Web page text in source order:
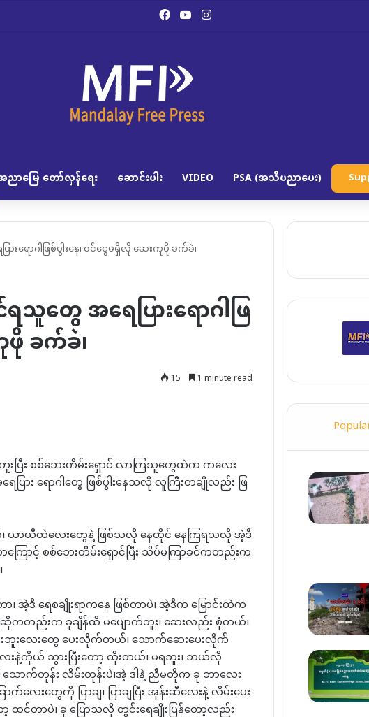
Facebook
YouTubeInstagram
ညာမြေ တော်လှန်ရေး ဆောင်းပါး VIDEO PSA (အသိပညာပေး)
ရောဂါဖြစ်ပွါးနေ၊ ဝင်ငွေမရှိလို ဆေးကုဖို ခက်ခဲ၊
တွေ အရေပြားရောဂါဖြ
ဖို ခက်ခဲ၊
15 1 minute read
းပြီး စစ်ဘေးတိမ်းရှောင် လာကြသူတွေထဲက ကလေး
ြား ရောဂါတွေ ဖြစ်ပွါးနေသလို လူကြီးတချိုလည်း ဖြ
ယာယီတဲလေးတွေနဲ့ ဖြစ်သလို နေထိုင် နေကြရသလို အဲ့ဒီ
ကြောင့် စစ်ဘေးတိမ်းရှောင်ပြီး သိပ်မကြာခင်ကတည်းက
ဒီ ရေစချိုးရာကနေ ဖြစ်တာပဲ၊ အဲ့ဒီက မြောင်းထဲက
ြီဆိုကတည်းက ခုချိန်ထိ မပျောက်ဘူး၊ ဆေးလည်း စုံတယ်၊
းလေးတွေ ပေးလိုက်တယ်၊ သောက်ဆေးပေးလိုက်
နဲ့ကိုယ် သွားပြီးတော့ ထိုးတယ်၊ မရဘူး၊ ဘယ်လို
ောက်တုန်း လိမ်းတုန်းပဲ၊အဲ့ ဒါနဲ့ ညီမတိုက ခု ဘာလေး
းတွေကို ပြာချ၊ ပြာချပြီး အုန်းဆီလေးနဲ့ လိမ်းပေး
င်တာပဲ၊ ခု ပြောသလို တွင်းရေချိုးပြန်တော့လည်း